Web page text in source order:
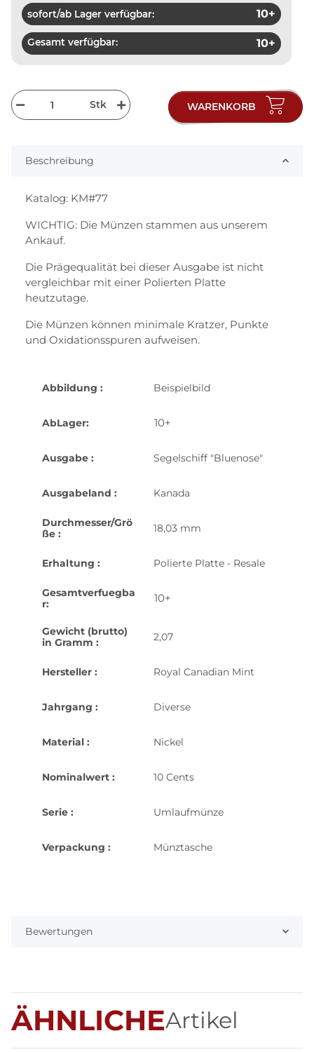
sofort/ab Lager verfügbar: 10+
Gesamt verfügbar: 10+
Stk WARENKORB
Beschreibung
Katalog: KM#77
WICHTIG: Die Münzen stammen aus unserem
Ankauf.
Die Prägequalität bei dieser Ausgabe ist nicht
vergleichbar mit einer Polierten Platte
heutzutage.
Die Münzen können minimale Kratzer, Punkte
und Oxidationsspuren aufweisen.
Abbildung : Beispielbild
AbLager: 10+
Ausgabe : Segelschiff "Bluenose"
Ausgabeland : Kanada
Durchmesser/Grö
ße :
18,03 mm
Erhaltung : Polierte Platte - Resale
Gesamtverfuegba
r:
10+
Gewicht (brutto)
in Gramm :
2,07
Hersteller : Royal Canadian Mint
Jahrgang : Diverse
Material : Nickel
Nominalwert : 10 Cents
Serie : Umlaufmünze
Verpackung : Münztasche
Bewertungen
ÄHNLICHEArtikel